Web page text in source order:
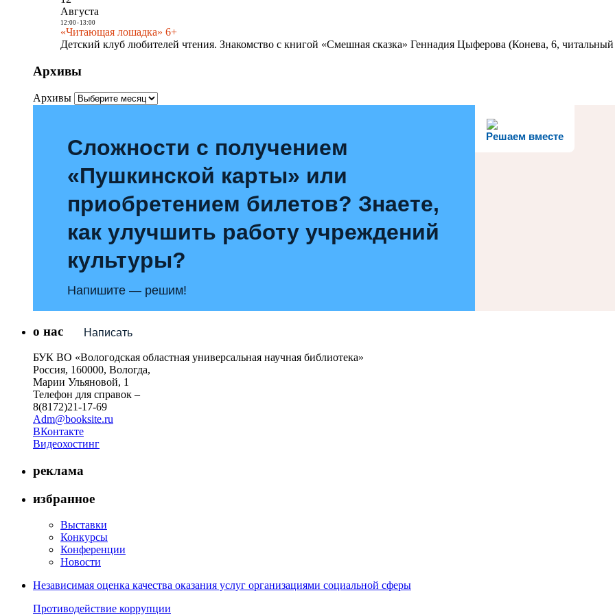
Августа
12:00- 13:00
«Читающая лошадка» 6+
Детский клуб любителей чтения. Знакомство с книгой «Смешная сказка» Геннадия Цыферова (Конева, 6, читальный
Архивы
Архивы
Решаем вместе
Сложности с получением
«Пушкинской карты» или
приобретением билетов? Знаете,
как улучшить работу учреждений
культуры?
Напишите — решим!
Написать
о нас
БУК ВО «Вологодская областная универсальная научная библиотека»
Россия, 160000, Вологда,
Марии Ульяновой, 1
Телефон для справок –
8(8172)21-17-69
Adm@booksite.ru
ВКонтакте
Видеохостинг
реклама
избранное
Выставки
Конкурсы
Конференции
Новости
Независимая оценка качества оказания услуг организациями социальной сферы
Противодействие коррупции